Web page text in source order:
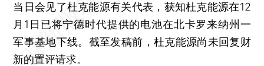
当日会见了杜克能源有关代表，获知杜克能源在12
月1日已将宁德时代提供的电池在北卡罗来纳州一
军事基地下线。截至发稿前，杜克能源尚未回复财
新的置评请求。